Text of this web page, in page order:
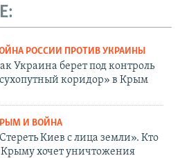
РОССИИ ПРОТИВ УКРАИНЫ
Украина берет под контроль
коридор» в Крым
И ВОЙНА
Киев с лица земли». Кто
Крыму хочет уничтожения